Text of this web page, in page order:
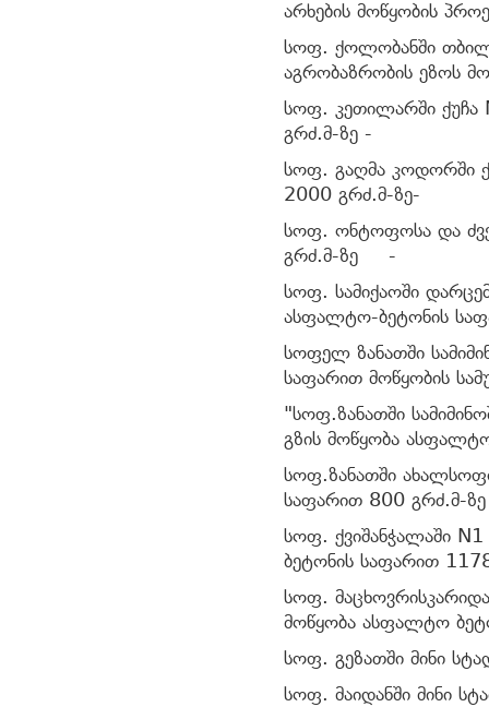
არხების მოწყობის
სოფ. ქოლობანში
აგრობაზრობის ეზოს
სოფ. კეთილარში ქუჩა
გრძ.მ-ზე -
სოფ. გაღმა კოდორში
2000 გრძ.მ-ზე-
სოფ. ონტოფოსა და
გრძ.მ-ზე -
სოფ. სამიქაოში
ასფალტო-ბეტონის
სოფელ ზანათში
საფარით მოწყობის
"სოფ.ზანათში
გზის მოწყობა
სოფ.ზანათში
საფარით 800 გრძ.მ-ზე
სოფ. ქვიშანჭალაში
ბეტონის საფარით
სოფ.
მოწყობა ასფალტო
სოფ. გეზათში მინი
სოფ. მაიდანში მინი